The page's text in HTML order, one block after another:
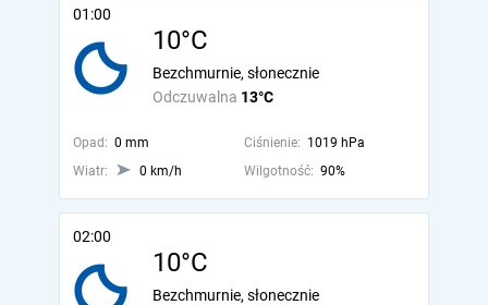
01:00
10°C
Odczuwalna 13°C
Bezchmurnie, słonecznie
Opad: 0 mm Ciśnienie: 1019 hPa
Wiatr:
0 km/h Wilgotność: 90%
02:00
10°C
Bezchmurnie, słonecznie